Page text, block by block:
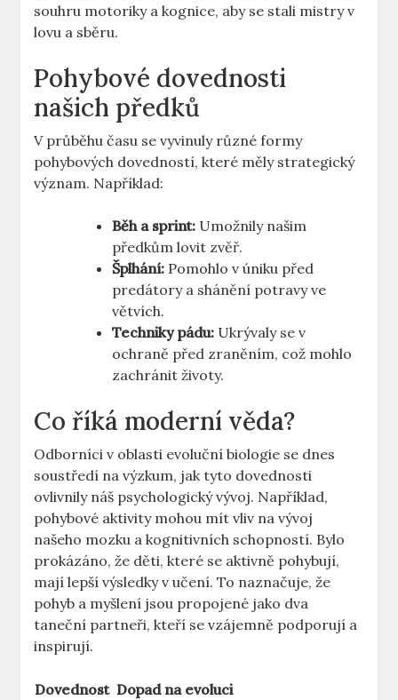
souhru motoriky a kognice, aby se stali mistry v
lovu a sběru.
Pohybové dovednosti
našich předků
V průběhu času se vyvinuly různé formy
pohybových dovedností, které měly strategický
význam. Například:
Běh a sprint: Umožnily našim
předkům lovit zvěř.
Šplhání: Pomohlo v úniku před
predátory a shánění potravy ve
větvích.
Techniky pádu: Ukrývaly se v
ochraně před zraněním, což mohlo
zachránit životy.
Co říká moderní věda?
Odborníci v oblasti evoluční biologie se dnes
soustředí na výzkum, jak tyto dovednosti
ovlivnily náš psychologický vývoj. Například,
pohybové aktivity mohou mít vliv na vývoj
našeho mozku a kognitivních schopností. Bylo
prokázáno, že děti, které se aktivně pohybují,
mají lepší výsledky v učení. To naznačuje, že
pohyb a myšlení jsou propojené jako dva
taneční partneři, kteří se vzájemně podporují a
inspirují.
Dovednost Dopad na evoluci